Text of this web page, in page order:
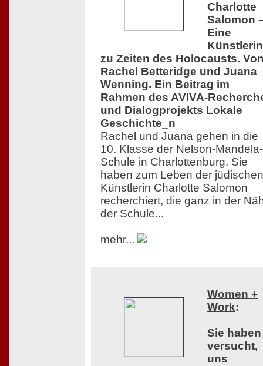
Charlotte
Salomon
Eine
Künstlerin
zu Zeiten des Holocausts.
Rachel Betteridge und Juana
Wenning. Ein Beitrag im
Rahmen des AVIVA-
und Dialogprojekts Lokale
Geschichte_n
Rachel und Juana gehen in die
10. Klasse der Nelson-Mandela-
Schule in Charlottenburg. Sie
haben zum Leben der jüdischen
Künstlerin Charlotte Salomon
recherchiert, die ganz in der
der Schule...
mehr...
Women +
Work:
Sie haben
versucht,
uns